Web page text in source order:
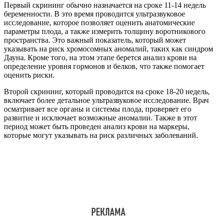
Первый скрининг обычно назначается на сроке 11-14 недель
беременности. В это время проводится ультразвуковое
исследование, которое позволяет оценить анатомические
параметры плода, а также измерить толщину воротникового
пространства. Это важный показатель, который может
указывать на риск хромосомных аномалий, таких как синдром
Дауна. Кроме того, на этом этапе берется анализ крови на
определение уровня гормонов и белков, что также помогает
оценить риски.
Второй скрининг, который проводится на сроке 18-20 недель,
включает более детальное ультразвуковое исследование. Врач
осматривает все органы и системы плода, проверяет его
развитие и исключает возможные аномалии. Также в этот
период может быть проведен анализ крови на маркеры,
которые могут указывать на риск различных заболеваний.